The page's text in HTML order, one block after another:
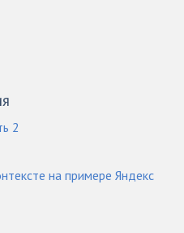
2
на примере Яндекс